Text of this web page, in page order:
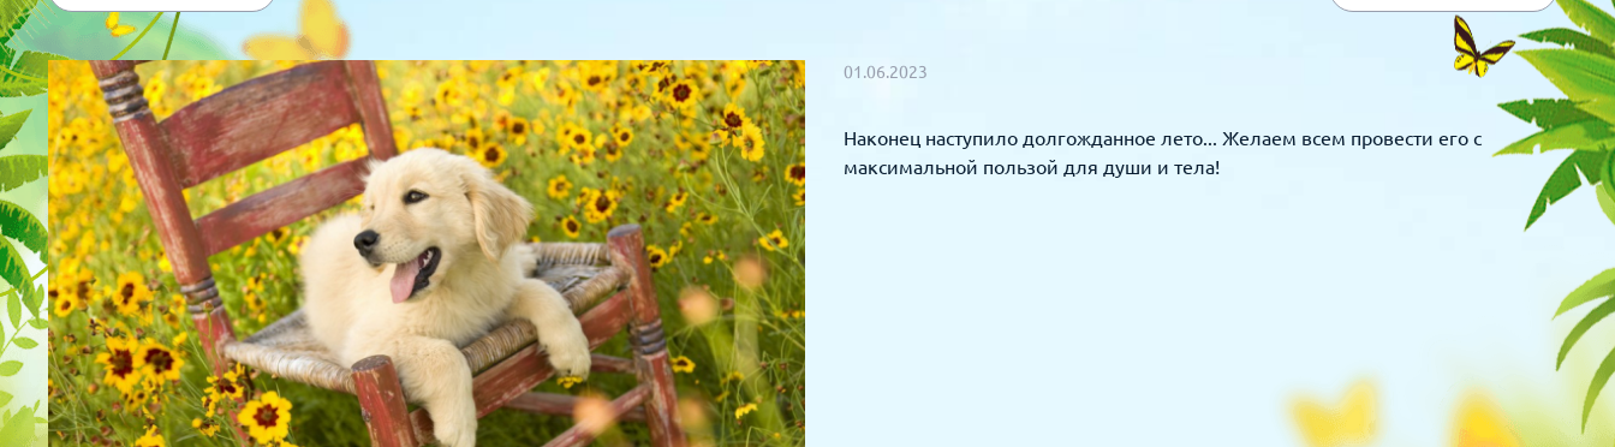
Для грызунов и хорьков
Для рыбок
Для рептилий
Чипирование
Процедуры
Обследование
Лаборатория
Хирургия
Стоматология
01.06.2023
Наконец наступило долгожданное лето... Желаем всем провести его с
максимальной пользой для души и тела!